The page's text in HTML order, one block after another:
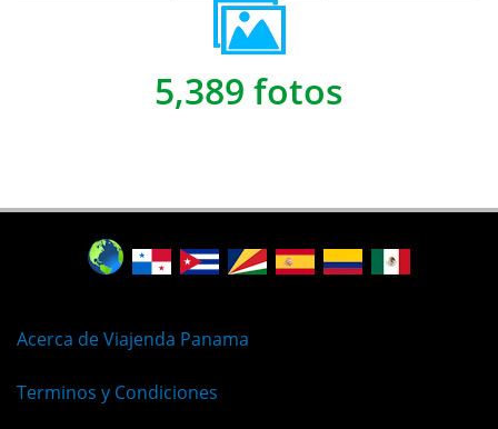
5,389 fotos
Acerca de Viajenda Panama
Terminos y Condiciones